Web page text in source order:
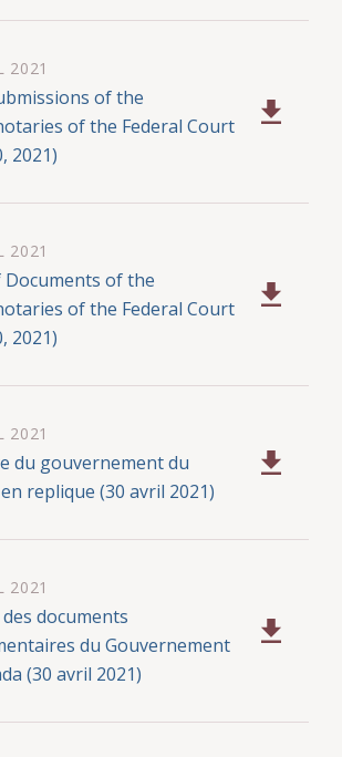
2021
of the
of the Federal Court
2021)
2021
of the
of the Federal Court
2021)
2021
du gouvernement du
replique (30 avril 2021)
2021
documents
du Gouvernement
(30 avril 2021)